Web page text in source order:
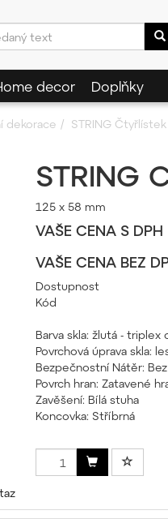
decor Doplňky
dekorace STRING Čtyřlístek
STRING
125 x 58 mm
VAŠE CENA S DPH
VAŠE CENA BEZ
Dostupnost
Kód
Barva skla: žlutá - triplex
Povrchová úprava skla:
Bezpečnostní Nátěr:
Povrch hran: Zatavené
Zavěšení: Bílá stuha
Koncovka: Stříbrná